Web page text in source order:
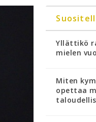
Yllättikö
mielen
Miten
opettaa